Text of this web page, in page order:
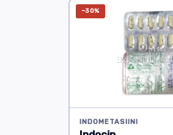
−30%
INDOMETASIINI